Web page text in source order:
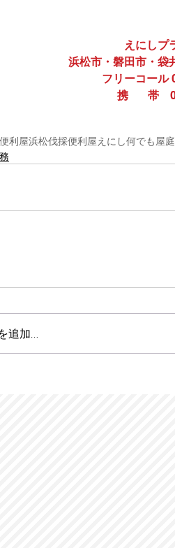
えにしプ
浜松市・磐田市・袋
フリーコール
携　
便利屋浜松伐採便利屋えにし何でも屋
追加…